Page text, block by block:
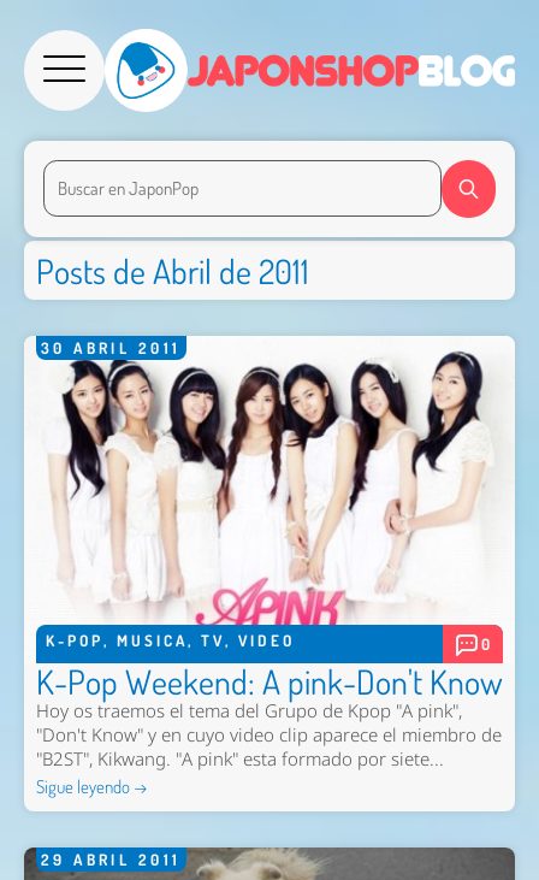
Posts de Abril de 2011
30 ABRIL 2011
K-POP, MUSICA, TV, VIDEO 0
K-Pop Weekend: A pink-Don't Know
Hoy os traemos el tema del Grupo de Kpop "A pink",
"Don't Know" y en cuyo video clip aparece el miembro de
"B2ST", Kikwang. "A pink" esta formado por siete...
Sigue leyendo →
29 ABRIL 2011